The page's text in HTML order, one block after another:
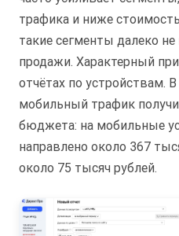
трафика и ниже
такие сегменты далеко
продажи. Характерный
отчётах по устройствам.
мобильный трафик
бюджета: на мобильные
направлено около 367
около 75 тысяч рублей.